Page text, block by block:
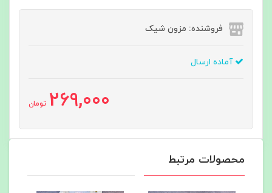
فروشنده: مزون شیک
آماده ارسال
269,000 تومان
محصولات مرتبط